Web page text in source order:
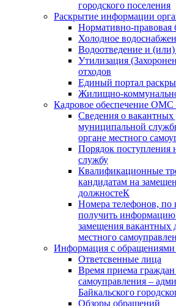
городского поселения
Раскрытие информации
Нормативно-правовая
Холодное
Водоотведение и
Утилизация
отходов
Единый портал
Жилищно-
Кадровое обеспечение ОМС
Сведения о вакантных
муниципальной
органе местного
Порядок
службу
Квалификационные
кандидатам на
должностеК
Номера телефонов,
получить
замещения вакантных
местного
Информация с обращениями
Ответсвенные лица
Время приема граждан
самоуправления –
Байкальского
Обзоры обращений